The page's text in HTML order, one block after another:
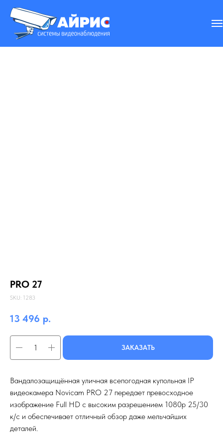
PRO 27
SKU: 1283
13 496 р.
ЗАКАЗАТЬ
Вандалозащищённая уличная всепогодная купольная IP
видеокамера Novicam PRO 27 передает превосходное
изображение Full HD с высоким разрешением 1080p 25/30
к/с и обеспечивает отличный обзор даже мельчайших
деталей.